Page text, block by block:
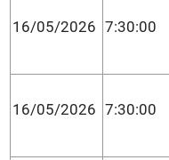
16/05/2026 7:30:00
16/05/2026 7:30:00